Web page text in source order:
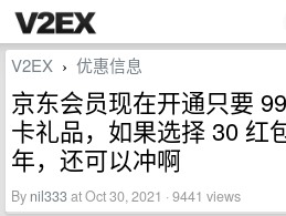
V2EX › 优惠信息
京东会员现在开通只要
卡礼品，如果选择 30 红
年，还可以冲啊
By nil333at Oct 30, 2021 · 9441 views